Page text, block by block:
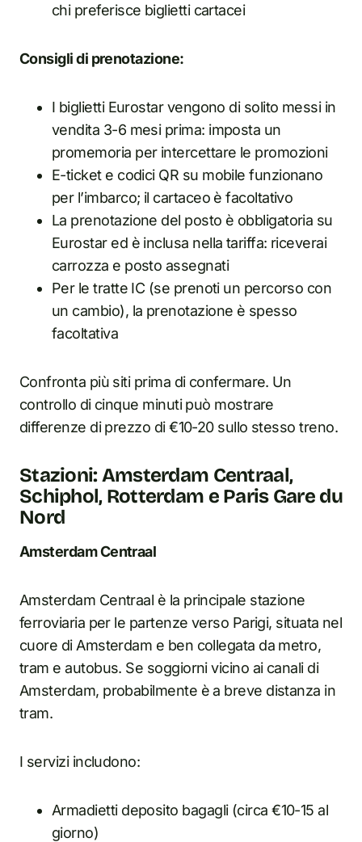
chi preferisce biglietti cartacei
Consigli di prenotazione:
I biglietti Eurostar vengono di solito messi in
vendita 3-6 mesi prima: imposta un
promemoria per intercettare le promozioni
E-ticket e codici QR su mobile funzionano
per l’imbarco; il cartaceo è facoltativo
La prenotazione del posto è obbligatoria su
Eurostar ed è inclusa nella tariffa: riceverai
carrozza e posto assegnati
Per le tratte IC (se prenoti un percorso con
un cambio), la prenotazione è spesso
facoltativa
Confronta più siti prima di confermare. Un
controllo di cinque minuti può mostrare
differenze di prezzo di €10-20 sullo stesso treno.
Stazioni: Amsterdam Centraal,
Schiphol, Rotterdam e Paris Gare du
Nord
Amsterdam Centraal
Amsterdam Centraal è la principale stazione
ferroviaria per le partenze verso Parigi, situata nel
cuore di Amsterdam e ben collegata da metro,
tram e autobus. Se soggiorni vicino ai canali di
Amsterdam, probabilmente è a breve distanza in
tram.
I servizi includono:
Armadietti deposito bagagli (circa €10-15 al
giorno)